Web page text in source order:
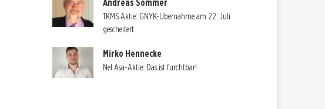
Andreas Sommer
TKMS Aktie: GNYK-Übernahme am 22. Juli
gescheitert
Mirko Hennecke
Nel Asa-Aktie: Das ist furchtbar!